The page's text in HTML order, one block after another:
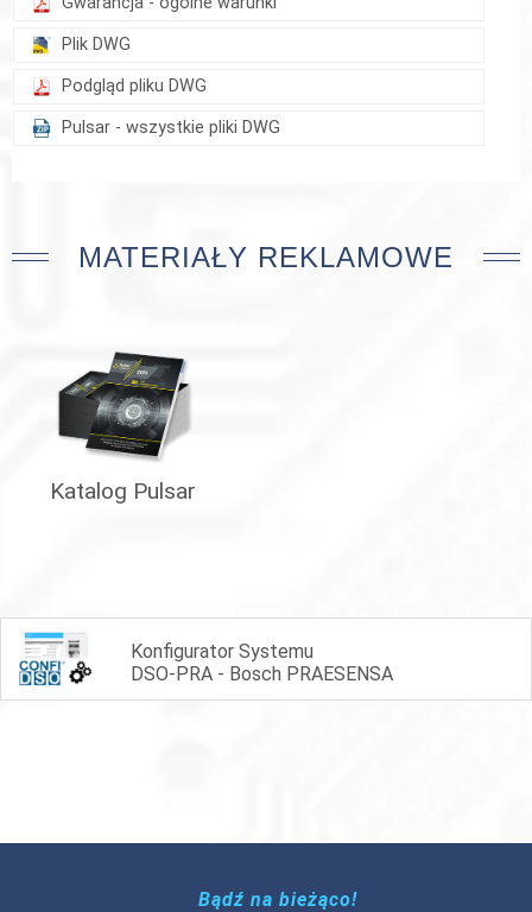
Plik DWG
Podgląd pliku DWG
Pulsar - wszystkie pliki DWG
MATERIAŁY REKLAMOWE
Katalog Pulsar
Konfigurator Systemu
DSO-PRA - Bosch PRAESENSA
Bądź na bieżąco!